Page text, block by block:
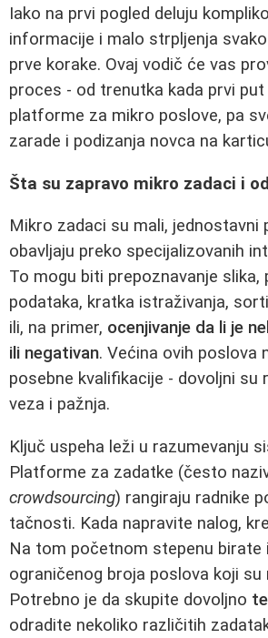
Iako na prvi pogled deluju
informacije i malo strpljenja
prve korake. Ovaj vodič će vas
proces - od trenutka kada prvi
platforme za mikro poslove, pa
zarade i podizanja novca na
Šta su zapravo mikro zadaci i
Mikro zadaci su mali, jednostavni
obavljaju preko specijalizovanih
To mogu biti prepoznavanje
podataka, kratka istraživanja,
ili, na primer, ocenjivanje da li je
ili negativan. Većina ovih poslova
posebne kvalifikacije - dovoljni su
veza i pažnja.
Ključ uspeha leži u razumevanju
Platforme za zadatke (često
crowdsourcing) rangiraju radnike
tačnosti. Kada napravite nalog,
Na tom početnom stepenu birate
ograničenog broja poslova koji su
Potrebno je da skupite dovoljno
odradite nekoliko različitih